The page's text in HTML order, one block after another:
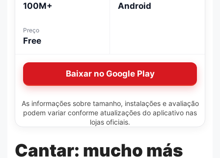
100M+ Android
Preço
Free
Baixar no Google Play
As informações sobre tamanho, instalações e avaliação
podem variar conforme atualizações do aplicativo nas
lojas oficiais.
Cantar: mucho más